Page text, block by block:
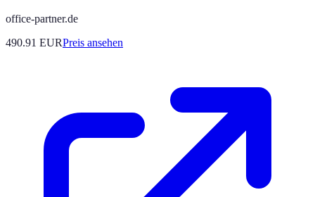
office-partner.de
490.91 EURPreis ansehen